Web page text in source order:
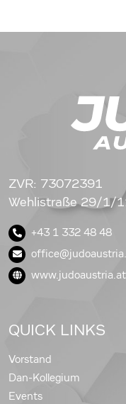
ZVR: 73072391
Wehlistraße 29/1/
+43 1 332 48 48
www.judoaustria.at
QUICK LINKS
Vorstand
Dan-Kollegium
Events